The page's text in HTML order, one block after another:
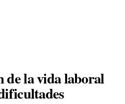
de la vida laboral